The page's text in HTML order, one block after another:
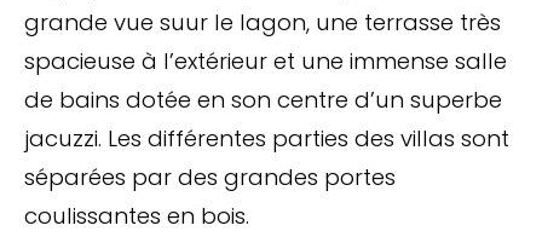
grande vue suur le lagon, une terrasse très
spacieuse à l’extérieur et une immense salle
de bains dotée en son centre d’un superbe
jacuzzi. Les différentes parties des villas sont
séparées par des grandes portes
coulissantes en bois.